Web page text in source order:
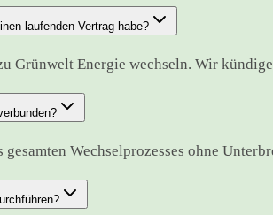
laufenden Vertrag habe?
Grünwelt Energie wechseln. Wir
Wechselprozesses ohne